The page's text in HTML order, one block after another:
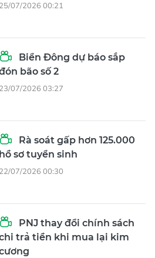
25/07/2026 00:21
Biển Đông dự báo sắp
bão số 2
23/07/2026 03:27
Rà soát gấp hơn 125.000
hồ sơ tuyển sinh
22/07/2026 00:30
PNJ thay đổi chính sách
trả tiền khi mua lại kim